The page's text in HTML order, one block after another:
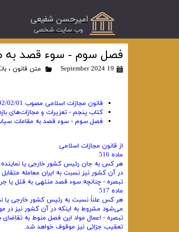
امیرحسن شفیعی
​وب سایت شخصی
فصل سوم - سوء قصد به
19 September 2024 متن قانون ،
قانون مجازات اسلامی مصوب 1392/02/01
کتاب پنجم - تعزیرات و مجازات‌های
فصل سوم - سوء قصد به مقامات
از قانون مجازات اسلامی
ماده 516
در آن کشور نیز نسبت به ایران معامله
تبصره - چنانچه سوء قصد منتهی به قتل یا
ماده 517
هر کس علناً نسبت به رئیس کشور خارجی یا
می‌شود مشروط به اینکه در آن کشور نیز در
تبصره - اعمال مواد این فصل منوط به
تعقیب جزائی نیز موقوف خواهد شد.